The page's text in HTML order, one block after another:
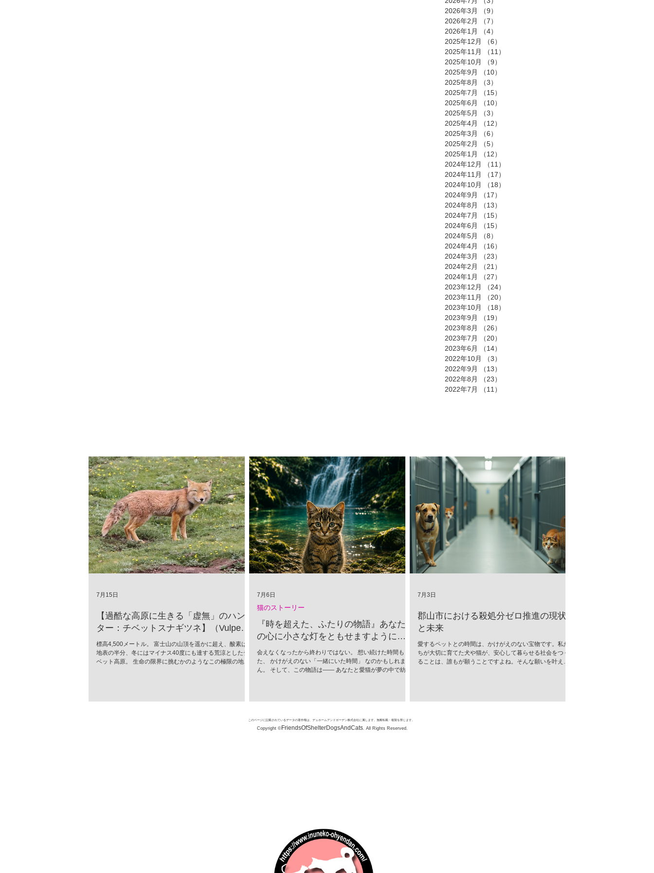
2026年3月
（9）
2026年2月
（7）
2026年1月
（4）
2025年12月
（6）
2025年11月
（11）
2025年10月
（9）
2025年9月
（10）
2025年8月
（3）
2025年7月
（15）
2025年6月
（10）
2025年5月
（3）
2025年4月
（12）
2025年3月
（6）
2025年2月
（5）
2025年1月
（12）
2024年12月
（11）
2024年11月
（17）
2024年10月
（18）
2024年9月
（17）
2024年8月
（13）
2024年7月
（15）
2024年6月
（15）
2024年5月
（8）
2024年4月
（16）
2024年3月
（23）
2024年2月
（21）
2024年1月
（27）
2023年12月
（24）
2023年11月
（20）
2023年10月
（18）
2023年9月
（19）
2023年8月
（26）
2023年7月
（20）
2023年6月
（14）
2022年10月
（3）
2022年9月
（13）
2022年8月
（23）
2022年7月
（11）
【過酷な高原に生きる「虚無」のハン
ター：チベットスナギツネ】（Vulpes
ferrilata）
標高4,500メートル。 富士山の山頂を遥かに超え、酸素は
地表の半分、冬にはマイナス40度にも達する荒涼としたチ
ベット高原。 生命の限界に挑むかのようなこの極限の地
の究極のデザイン」なのです。 特徴的な四角い顔は、決し
7月15日
『時を超えた、ふたりの物語』あなた
の心に小さな灯をともせますように。
Time began to flow again
会えなくなったから終わりではない。 想い続けた時間もま
た、 かけがえのない「一緒にいた時間」 なのかもしれませ
ん。 そして、この物語は―― あなたと愛猫が夢の中で紡い
猫のストーリー
7月6日
郡山市における殺処分ゼロ推進の現状
と未来
愛するペットとの時間は、かけがえのない宝物です。私た
ちが大切に育てた犬や猫が、安心して暮らせる社会をつく
ることは、誰もが願うことですよね。そんな願いを叶える
7月3日
このページに記載されているデータの著作権は、デュホームアンドガーデン株式会社に属します。無断転載・複製を禁じます。
Copyright ©FriendsOfShelterDogsAndCats. All Rights Reserved.